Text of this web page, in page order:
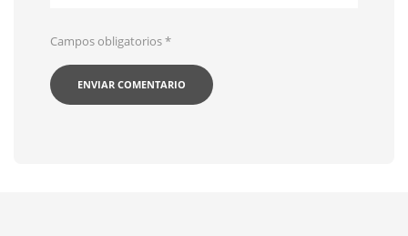
Campos obligatorios*